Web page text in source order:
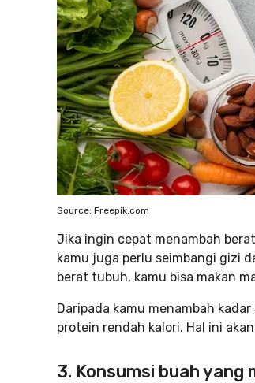
Source: Freepik.com
Jika ingin cepat menambah
kamu juga perlu seimbangi gizi
berat tubuh, kamu bisa makan
Daripada kamu menambah
protein rendah kalori. Hal ini
3. Konsumsi buah